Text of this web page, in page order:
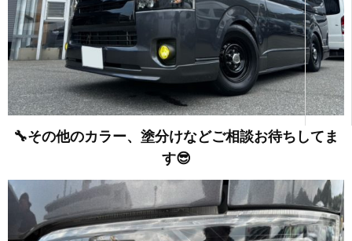
🔧その他のカラー、塗分けなどご相談お待ちしてま
す😎